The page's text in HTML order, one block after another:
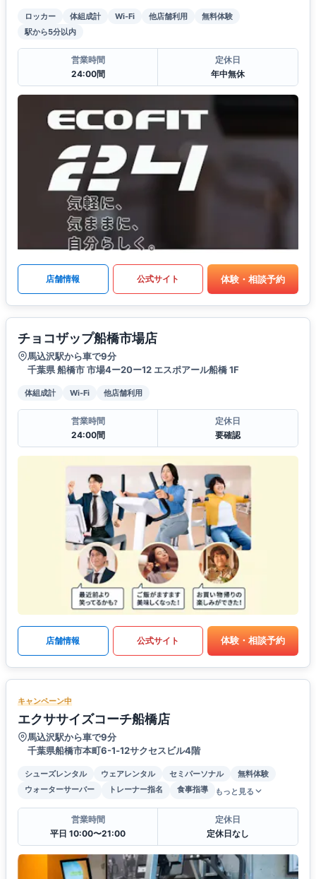
ロッカー 体組成計 Wi-Fi 他店舗利用
無料体験
駅から5分以内
営業時間
24:00間
定休日
年中無休
店舗情報 公式サイト 体験・相談予約
チョコザップ船橋市場店
馬込沢駅から車で9分
千葉県 船橋市 市場4ー20ー12 エスポアール船橋 1F
体組成計 Wi-Fi 他店舗利用
営業時間
24:00間
定休日
要確認
店舗情報 公式サイト 体験・相談予約
キャンペーン中
エクササイズコーチ船橋店
馬込沢駅から車で9分
千葉県船橋市本町6-1‐12サクセスビル4階
シューズレンタル ウェアレンタル セミパーソナル
無料体験
ウォーターサーバー
トレーナー指名 食事指導 もっと見る
営業時間
平日 10:00〜21:00
定休日
定休日なし